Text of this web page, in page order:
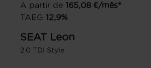
A partir de 165,08 €/mês*
TAEG 12,9%
SEAT Leon
2.0 TDI Style